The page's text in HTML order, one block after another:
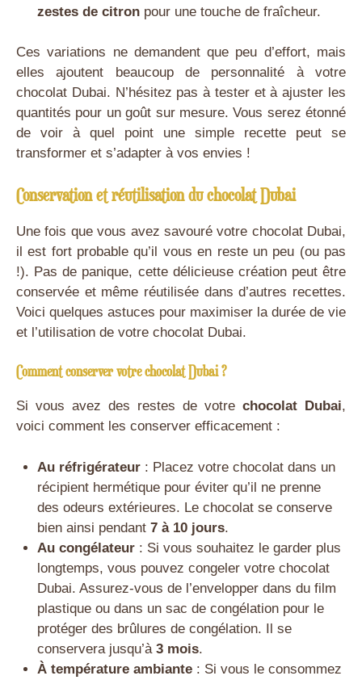
zestes de citronpour une touche de fraîcheur.
Ces variations ne demandent que peu d’effort, mais
elles ajoutent beaucoup de personnalité à votre
chocolat Dubai. N’hésitez pas à tester et à ajuster les
quantités pour un goût sur mesure. Vous serez étonné
de voir à quel point une simple recette peut se
transformer et s’adapter à vos envies !
Conservation et réutilisation du chocolat Dubai
Une fois que vous avez savouré votre chocolat Dubai,
il est fort probable qu’il vous en reste un peu (ou pas
!). Pas de panique, cette délicieuse création peut être
conservée et même réutilisée dans d’autres recettes.
Voici quelques astuces pour maximiser la durée de vie
et l’utilisation de votre chocolat Dubai.
Comment conserver votre chocolat Dubai ?
Si vous avez des restes de votre chocolat Dubai,
voici comment les conserver efficacement :
Au réfrigérateur: Placez votre chocolat dans un
récipient hermétique pour éviter qu’il ne prenne
des odeurs extérieures. Le chocolat se conserve
bien ainsi pendant 7 à 10 jours.
Au congélateur: Si vous souhaitez le garder plus
longtemps, vous pouvez congeler votre chocolat
Dubai. Assurez-vous de l’envelopper dans du film
plastique ou dans un sac de congélation pour le
protéger des brûlures de congélation. Il se
conservera jusqu’à 3 mois.
À température ambiante: Si vous le consommez